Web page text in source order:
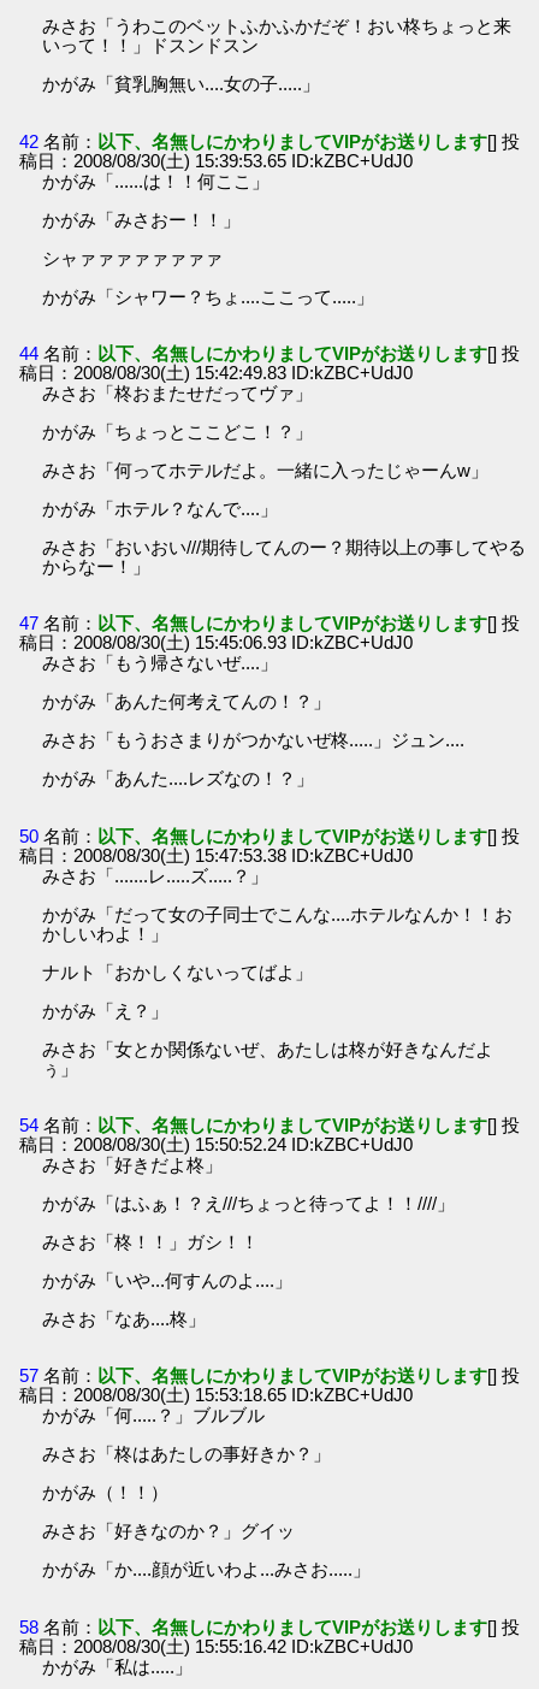
みさお「うわこのベットふかふかだぞ！おい柊ちょっと来
いって！！」ドスンドスン
かがみ「貧乳胸無い....女の子.....」
42 名前： 以下、名無しにかわりましてVIPがお送りします[] 投
稿日：2008/08/30(土) 15:39:53.65 ID:kZBC+UdJ0
かがみ「......は！！何ここ」
かがみ「みさおー！！」
シャァァァァァァァァ
かがみ「シャワー？ちょ....ここって.....」
44 名前： 以下、名無しにかわりましてVIPがお送りします[] 投
稿日：2008/08/30(土) 15:42:49.83 ID:kZBC+UdJ0
みさお「柊おまたせだってヴァ」
かがみ「ちょっとここどこ！？」
みさお「何ってホテルだよ。一緒に入ったじゃーんw」
かがみ「ホテル？なんで....」
みさお「おいおい///期待してんのー？期待以上の事してやる
からなー！」
47 名前： 以下、名無しにかわりましてVIPがお送りします[] 投
稿日：2008/08/30(土) 15:45:06.93 ID:kZBC+UdJ0
みさお「もう帰さないぜ....」
かがみ「あんた何考えてんの！？」
みさお「もうおさまりがつかないぜ柊.....」ジュン....
かがみ「あんた....レズなの！？」
50 名前： 以下、名無しにかわりましてVIPがお送りします[] 投
稿日：2008/08/30(土) 15:47:53.38 ID:kZBC+UdJ0
みさお「.......レ.....ズ.....？」
かがみ「だって女の子同士でこんな....ホテルなんか！！お
かしいわよ！」
ナルト「おかしくないってばよ」
かがみ「え？」
みさお「女とか関係ないぜ、あたしは柊が好きなんだよ
ぅ」
54 名前： 以下、名無しにかわりましてVIPがお送りします[] 投
稿日：2008/08/30(土) 15:50:52.24 ID:kZBC+UdJ0
みさお「好きだよ柊」
かがみ「はふぁ！？え///ちょっと待ってよ！！////」
みさお「柊！！」ガシ！！
かがみ「いや...何すんのよ....」
みさお「なあ....柊」
57 名前： 以下、名無しにかわりましてVIPがお送りします[] 投
稿日：2008/08/30(土) 15:53:18.65 ID:kZBC+UdJ0
かがみ「何.....？」ブルブル
みさお「柊はあたしの事好きか？」
かがみ（！！）
みさお「好きなのか？」グイッ
かがみ「か....顔が近いわよ...みさお.....」
58 名前： 以下、名無しにかわりましてVIPがお送りします[] 投
稿日：2008/08/30(土) 15:55:16.42 ID:kZBC+UdJ0
かがみ「私は.....」